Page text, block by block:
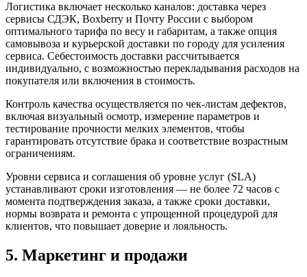
Логистика включает несколько каналов: доставка через
сервисы СДЭК, Boxberry и Почту России с выбором
оптимального тарифа по весу и габаритам, а также опция
самовывоза и курьерской доставки по городу для усиления
сервиса. Себестоимость доставки рассчитывается
индивидуально, с возможностью перекладывания расходов на
покупателя или включения в стоимость.
Контроль качества осуществляется по чек-листам дефектов,
включая визуальный осмотр, измерение параметров и
тестирование прочности мелких элементов, чтобы
гарантировать отсутствие брака и соответствие возрастным
ограничениям.
Уровни сервиса и соглашения об уровне услуг (SLA)
устанавливают сроки изготовления — не более 72 часов с
момента подтверждения заказа, а также сроки доставки,
нормы возврата и ремонта с упрощенной процедурой для
клиентов, что повышает доверие и лояльность.
5. Маркетинг и продажи